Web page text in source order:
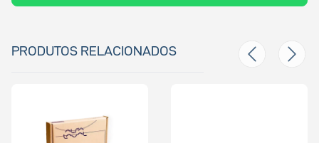
PRODUTOS RELACIONADOS